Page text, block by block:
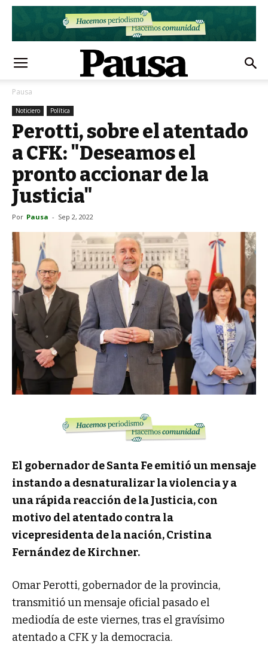
Pausa
Noticiero Política
Perotti, sobre el atentado
a CFK: "Deseamos el
pronto accionar de la
Justicia"
Por Pausa - Sep 2, 2022
El gobernador de Santa Fe emitió un mensaje
instando a desnaturalizar la violencia y a
una rápida reacción de la Justicia, con
motivo del atentado contra la
vicepresidenta de la nación, Cristina
Fernández de Kirchner.
Omar Perotti, gobernador de la provincia,
transmitió un mensaje oficial pasado el
mediodía de este viernes, tras el gravísimo
atentado a CFK y la democracia.